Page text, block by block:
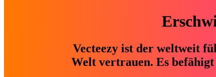
Vecteezy ist der weltweit
Welt vertrauen. Es